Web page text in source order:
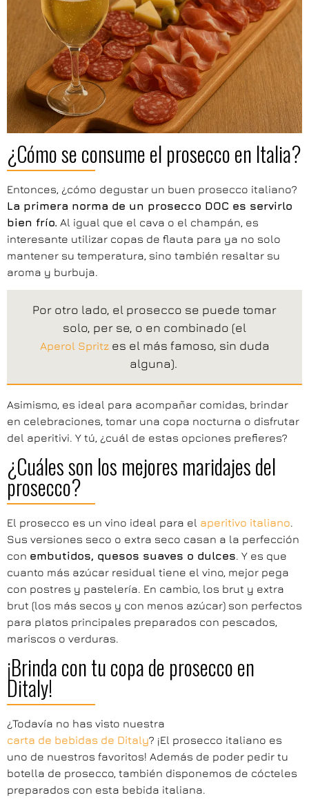
¿Cómo se consume el prosecco en Italia?
Entonces, ¿cómo degustar un buen prosecco italiano?
La primera norma de un prosecco DOC es servirlo
bien frío. Al igual que el cava o el champán, es
interesante utilizar copas de flauta para ya no solo
mantener su temperatura, sino también resaltar su
aroma y burbuja.
Por otro lado, el prosecco se puede tomar
solo, per se, o en combinado (el
Aperol Spritzes el más famoso, sin duda
alguna).
Asimismo, es ideal para acompañar comidas, brindar
en celebraciones, tomar una copa nocturna o disfrutar
del aperitivi. Y tú, ¿cuál de estas opciones prefieres?
¿Cuáles son los mejores maridajes del
prosecco?
El prosecco es un vino ideal para el aperitivo italiano.
Sus versiones seco o extra seco casan a la perfección
con embutidos, quesos suaves o dulces. Y es que
cuanto más azúcar residual tiene el vino, mejor pega
con postres y pastelería. En cambio, los brut y extra
brut (los más secos y con menos azúcar) son perfectos
para platos principales preparados con pescados,
mariscos o verduras.
¡Brinda con tu copa de prosecco en
Ditaly!
¿Todavía no has visto nuestra
carta de bebidas de Ditaly? ¡El prosecco italiano es
uno de nuestros favoritos! Además de poder pedir tu
botella de prosecco, también disponemos de cócteles
preparados con esta bebida italiana.